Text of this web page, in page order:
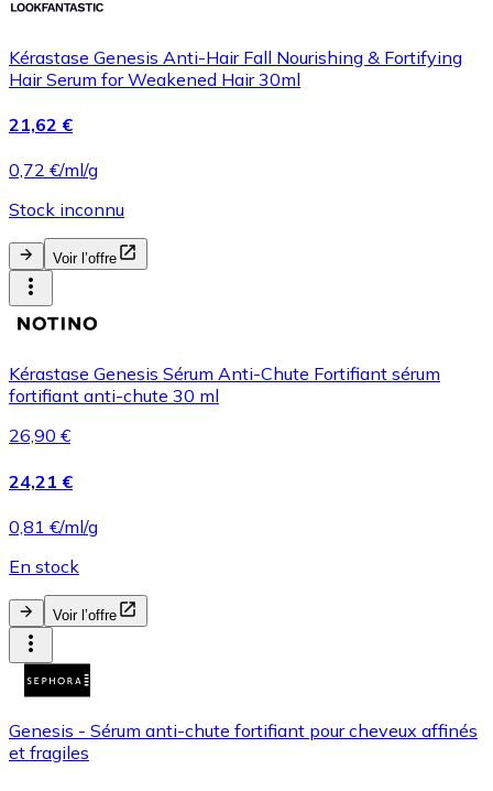
Kérastase Genesis Anti-Hair Fall Nourishing & Fortifying
Hair Serum for Weakened Hair 30ml
21,62 €
0,72 €/ml/g
Stock inconnu
Voir l’offre
Kérastase Genesis Sérum Anti-Chute Fortifiant sérum
fortifiant anti-chute 30 ml
26,90 €
24,21 €
0,81 €/ml/g
En stock
Voir l’offre
Genesis - Sérum anti-chute fortifiant pour cheveux affinés
et fragiles